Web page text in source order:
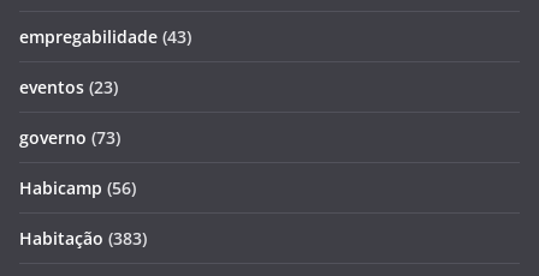
empregabilidade (43)
eventos (23)
governo (73)
Habicamp (56)
Habitação (383)